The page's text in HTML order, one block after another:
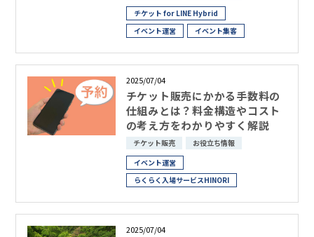
チケット for LINE Hybrid
イベント運営
イベント集客
2025/07/04
チケット販売にかかる手数料の
仕組みとは？料金構造やコスト
の考え方をわかりやすく解説
チケット販売
お役立ち情報
イベント運営
らくらく入場サービスHINORI
2025/07/04